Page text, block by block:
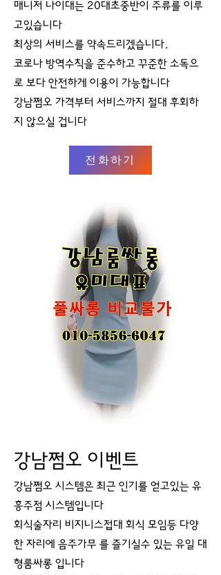
매니저 나이대는 20대초중반이 주류를 이루
고있습니다
최상의 서비스를 약속드리겠습니다.
코로나 방역수칙을 준수하고 꾸준한 소독으
로 보다 안전하게 이용이 가능합니다
강남쩜오 가격부터 서비스까지 절대 후회하
지 않으실 겁니다
전화하기
강남쩜오 이벤트
강남쩜오 시스템은 최근 인기를 얻고있는 유
흥주점 시스템입니다
회식술자리 비지니스접대 회식 모임등 다양
한 자리에 음주가무 를 즐기실수 있는 유일 대
형룸싸롱 입니다